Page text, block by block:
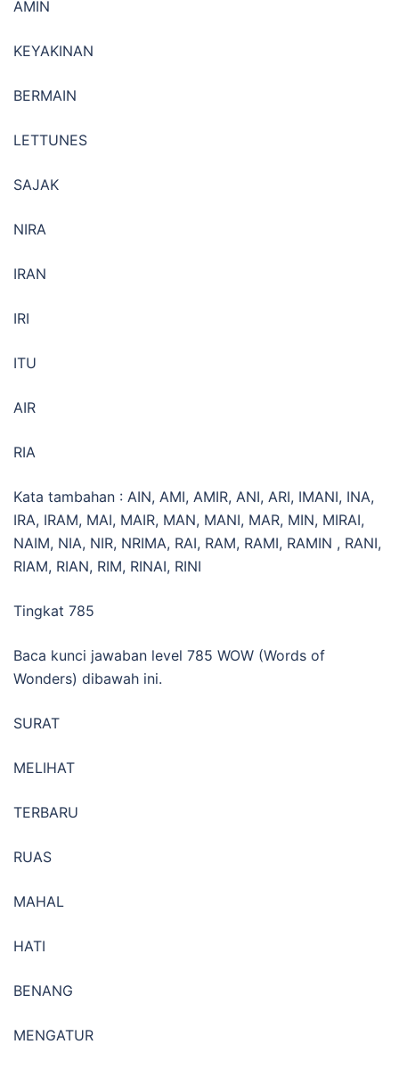
AMIN
KEYAKINAN
BERMAIN
LETTUNES
SAJAK
NIRA
IRAN
IRI
ITU
AIR
RIA
Kata tambahan : AIN, AMI, AMIR, ANI, ARI, IMANI, INA,
IRA, IRAM, MAI, MAIR, MAN, MANI, MAR, MIN, MIRAI,
NAIM, NIA, NIR, NRIMA, RAI, RAM, RAMI, RAMIN , RANI,
RIAM, RIAN, RIM, RINAI, RINI
Tingkat 785
Baca kunci jawaban level 785 WOW (Words of
Wonders) dibawah ini.
SURAT
MELIHAT
TERBARU
RUAS
MAHAL
HATI
BENANG
MENGATUR